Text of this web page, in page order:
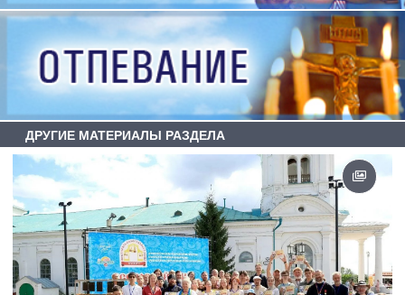
ДРУГИЕ МАТЕРИАЛЫ РАЗДЕЛА